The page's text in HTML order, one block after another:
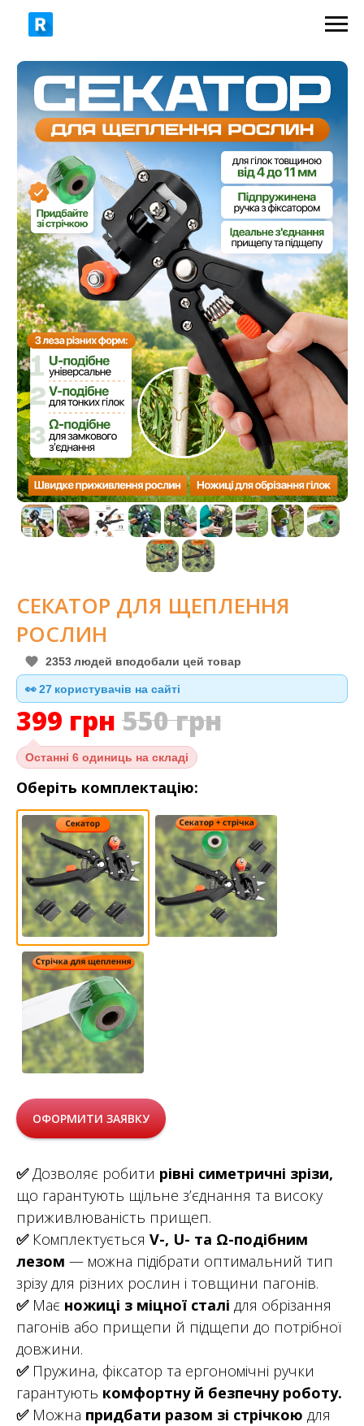
ЗАМОВИТИ
550 грн 399 грн
СЕКАТОР ДЛЯ ЩЕПЛЕННЯ
РОСЛИН
2353 людей вподобали цей товар
👀27 користувачів на сайті
399 грн 550грн
Останні 6 одиниць на складі
Оберіть комплектацію:
ОФОРМИТИ ЗАЯВКУ
✅Дозволяє робити рівні симетричні зрізи,
що гарантують щільне з’єднання та високу
приживлюваність прищеп.
✅Комплектується V-, U- та Ω-подібним
лезом — можна підібрати оптимальний тип
зрізу для різних рослин і товщини пагонів.
✅Має ножиці з міцної сталі для обрізання
пагонів або прищепи й підщепи до потрібної
довжини.
✅Пружина, фіксатор та ергономічні ручки
гарантують комфортну й безпечну роботу.
✅Можна придбати разом зі стрічкою для